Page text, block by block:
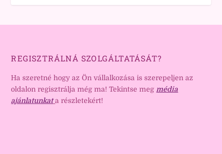
REGISZTRÁLNÁ SZOLGÁLTATÁSÁT?
Ha szeretné hogy az Ön vállalkozása is szerepeljen az
oldalon regisztrálja még ma! Tekintse meg média
ajánlatunkat a részletekért!